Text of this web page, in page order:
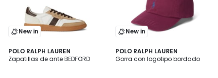
New in
POLO RALPH LAUREN
Zapatillas de ante BEDFORD
2
Colores
New in
POLO RALPH LAUREN
Gorra con logotipo bordado